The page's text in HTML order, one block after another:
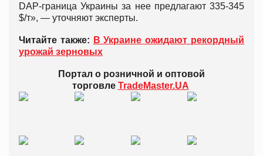
DAP-граница Украины за нее предлагают 335-345
$/т», — уточняют эксперты.
Читайте также: В Украине ожидают рекордный
урожай зерновых
Портал о розничной и оптовой
торговле TradeMaster.UA